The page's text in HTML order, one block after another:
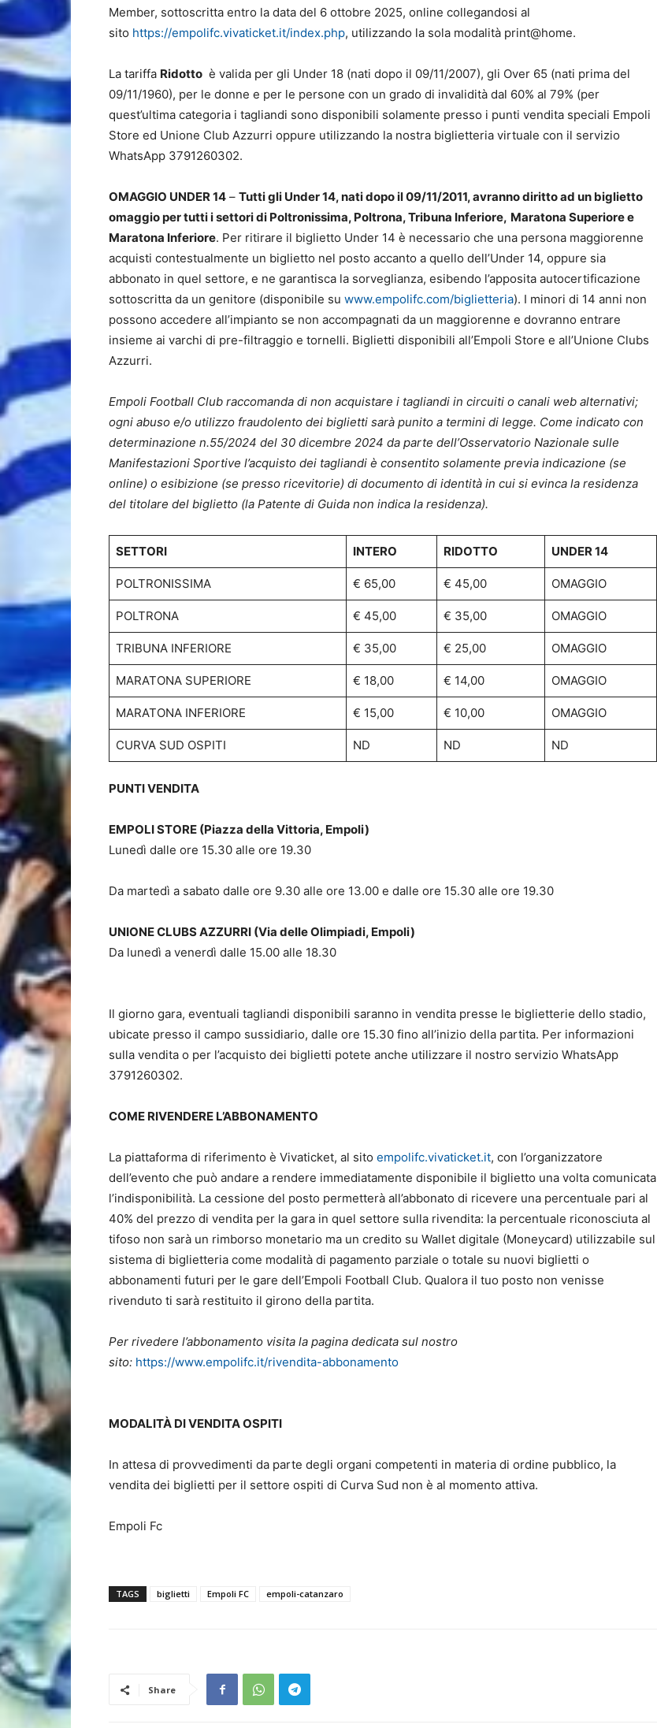
Member, sottoscritta entro la data del 6 ottobre 2025, online collegandosi al
sito https://empolifc.vivaticket.it/index.php, utilizzando la sola modalità print@home.
La tariffa Ridotto è valida per gli Under 18 (nati dopo il 09/11/2007), gli Over 65 (nati prima del
09/11/1960), per le donne e per le persone con un grado di invalidità dal 60% al 79% (per
quest’ultima categoria i tagliandi sono disponibili solamente presso i punti vendita speciali Empoli
Store ed Unione Club Azzurri oppure utilizzando la nostra biglietteria virtuale con il servizio
WhatsApp 3791260302.
OMAGGIO UNDER 14 – Tutti gli Under 14, nati dopo il 09/11/2011, avranno diritto ad un biglietto
omaggio per tutti i settori di Poltronissima, Poltrona, Tribuna Inferiore, Maratona Superiore e
Maratona Inferiore. Per ritirare il biglietto Under 14 è necessario che una persona maggiorenne
acquisti contestualmente un biglietto nel posto accanto a quello dell’Under 14, oppure sia
abbonato in quel settore, e ne garantisca la sorveglianza, esibendo l’apposita autocertificazione
sottoscritta da un genitore (disponibile su www.empolifc.com/biglietteria). I minori di 14 anni non
possono accedere all’impianto se non accompagnati da un maggiorenne e dovranno entrare
insieme ai varchi di pre-filtraggio e tornelli. Biglietti disponibili all’Empoli Store e all’Unione Clubs
Azzurri.
Empoli Football Club raccomanda di non acquistare i tagliandi in circuiti o canali web alternativi;
ogni abuso e/o utilizzo fraudolento dei biglietti sarà punito a termini di legge. Come indicato con
determinazione n.55/2024 del 30 dicembre 2024 da parte dell’Osservatorio Nazionale sulle
Manifestazioni Sportive l’acquisto dei tagliandi è consentito solamente previa indicazione (se
online) o esibizione (se presso ricevitorie) di documento di identità in cui si evinca la residenza
del titolare del biglietto (la Patente di Guida non indica la residenza).
SETTORI INTERO RIDOTTO UNDER 14
POLTRONISSIMA € 65,00 € 45,00 OMAGGIO
POLTRONA € 45,00 € 35,00 OMAGGIO
TRIBUNA INFERIORE € 35,00 € 25,00 OMAGGIO
MARATONA SUPERIORE € 18,00 € 14,00 OMAGGIO
MARATONA INFERIORE € 15,00 € 10,00 OMAGGIO
CURVA SUD OSPITI ND ND ND
PUNTI VENDITA
EMPOLI STORE (Piazza della Vittoria, Empoli)
Lunedì dalle ore 15.30 alle ore 19.30
Da martedì a sabato dalle ore 9.30 alle ore 13.00 e dalle ore 15.30 alle ore 19.30
UNIONE CLUBS AZZURRI (Via delle Olimpiadi, Empoli)
Da lunedì a venerdì dalle 15.00 alle 18.30
Il giorno gara, eventuali tagliandi disponibili saranno in vendita presse le biglietterie dello stadio,
ubicate presso il campo sussidiario, dalle ore 15.30 fino all’inizio della partita. Per informazioni
sulla vendita o per l’acquisto dei biglietti potete anche utilizzare il nostro servizio WhatsApp
3791260302.
COME RIVENDERE L’ABBONAMENTO
La piattaforma di riferimento è Vivaticket, al sito empolifc.vivaticket.it, con l’organizzatore
dell’evento che può andare a rendere immediatamente disponibile il biglietto una volta comunicata
l’indisponibilità. La cessione del posto permetterà all’abbonato di ricevere una percentuale pari al
40% del prezzo di vendita per la gara in quel settore sulla rivendita: la percentuale riconosciuta al
tifoso non sarà un rimborso monetario ma un credito su Wallet digitale (Moneycard) utilizzabile sul
sistema di biglietteria come modalità di pagamento parziale o totale su nuovi biglietti o
abbonamenti futuri per le gare dell’Empoli Football Club. Qualora il tuo posto non venisse
rivenduto ti sarà restituito il girono della partita.
Per rivedere l’abbonamento visita la pagina dedicata sul nostro
sito: https://www.empolifc.it/rivendita-abbonamento
MODALITÀ DI VENDITA OSPITI
In attesa di provvedimenti da parte degli organi competenti in materia di ordine pubblico, la
vendita dei biglietti per il settore ospiti di Curva Sud non è al momento attiva.
Empoli Fc
TAGS biglietti Empoli FC empoli-catanzaro
Share